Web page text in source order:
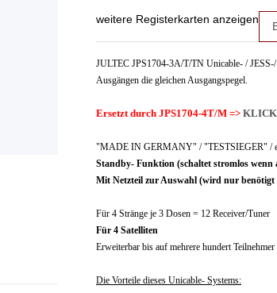
weitere Registerkarten anzeigen
JULTEC JPS1704-3A/T/TN Unicable- /
Ausgängen die gleichen Ausgangspegel.
Ersetzt durch JPS1704-4T/M => KLICK
"MADE IN GERMANY" / "TESTSIEGER" /
Standby- Funktion (schaltet stromlos wenn
Mit Netzteil zur Auswahl (wird nur benötigt
Für 4 Stränge je 3 Dosen = 12 Receiver/Tuner
Für 4 Satelliten
Erweiterbar bis auf mehrere hundert Teilnehmer
Die Vorteile dieses Unicable- Systems: